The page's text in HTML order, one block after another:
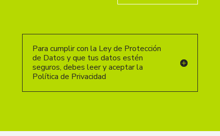
Para cumplir con la Ley de Protección
de Datos y que tus datos estén
seguros, debes leer y aceptar la
Política de Privacidad